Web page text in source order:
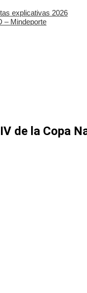
explicativas 2026
– Mindeporte
de la Copa